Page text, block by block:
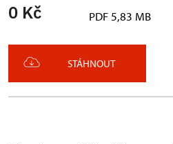
0 Kč PDF 5,83 MB
STÁHNOUT